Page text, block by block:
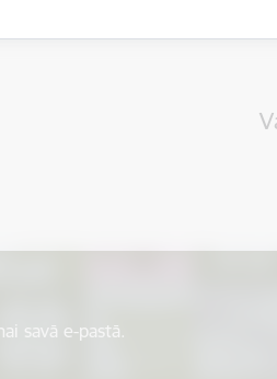
savā e-pastā.